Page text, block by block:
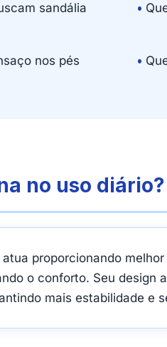
sandália
•
nos pés •
no uso diário?
proporcionando
o conforto. Seu
mais estabilidade e